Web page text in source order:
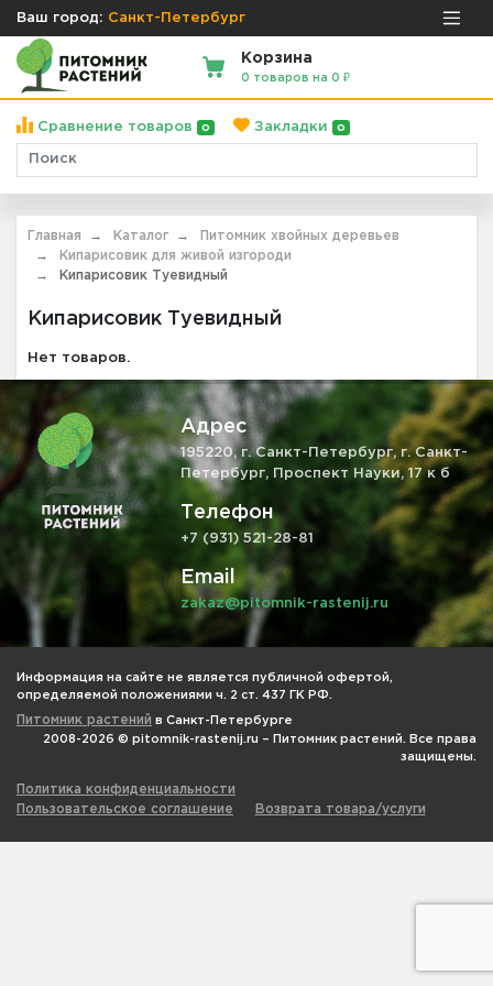
Ваш город: Санкт-Петербург
Корзина
0 товаров на 0 ₽
Сравнение товаров 0 Закладки 0
Главная Каталог
Питомник хвойных деревьев
Кипарисовик для живой изгороди
Кипарисовик Туевидный
Кипарисовик Туевидный
Нет товаров.
Адрес
195220, г. Санкт-Петербург, г. Санкт-
Петербург, Проспект Науки, 17 к б
Телефон
+7 (931) 521-28-81
Email
zakaz@pitomnik-rastenij.ru
Информация на сайте не является публичной офертой,
определяемой положениями ч. 2 ст. 437 ГК РФ.
Питомник растений в Санкт-Петербурге
2008-2026 © pitomnik-rastenij.ru – Питомник растений. Все права
защищены.
Политика конфиденциальности
Пользовательское соглашение
Возврата товара/услуги